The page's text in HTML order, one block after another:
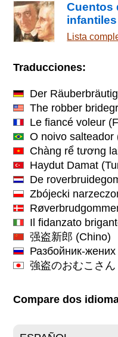
Cuentos
Lista
Traducciones:
Der
The robber
Le fiancé voleur
O noivo salteador
Chàng rể tương
Haydut Damat
De
Zbójecki
Il fidanzato
强盗新郎 (Chino)
Разбойник-жених
強盗のおむこさん
Compare dos